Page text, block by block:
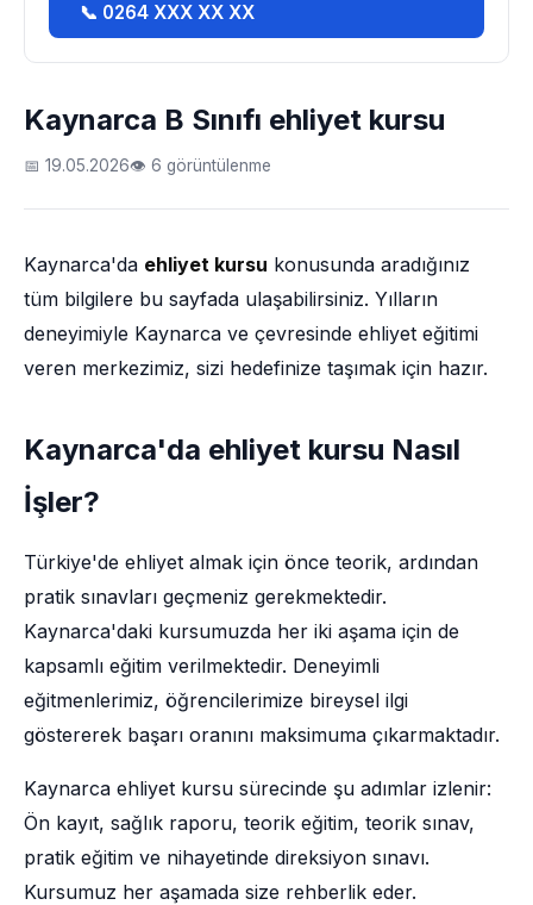
Kaynarca B Sınıfı ehliyet kursu
📅 19.05.2026👁 6 görüntülenme
Kaynarca'da ehliyet kursu konusunda aradığınız
tüm bilgilere bu sayfada ulaşabilirsiniz. Yılların
deneyimiyle Kaynarca ve çevresinde ehliyet eğitimi
veren merkezimiz, sizi hedefinize taşımak için hazır.
Kaynarca'da ehliyet kursu Nasıl
İşler?
Türkiye'de ehliyet almak için önce teorik, ardından
pratik sınavları geçmeniz gerekmektedir.
Kaynarca'daki kursumuzda her iki aşama için de
kapsamlı eğitim verilmektedir. Deneyimli
eğitmenlerimiz, öğrencilerimize bireysel ilgi
göstererek başarı oranını maksimuma çıkarmaktadır.
Kaynarca ehliyet kursu sürecinde şu adımlar izlenir:
Ön kayıt, sağlık raporu, teorik eğitim, teorik sınav,
pratik eğitim ve nihayetinde direksiyon sınavı.
Kursumuz her aşamada size rehberlik eder.
📞 0264 XXX XX XX